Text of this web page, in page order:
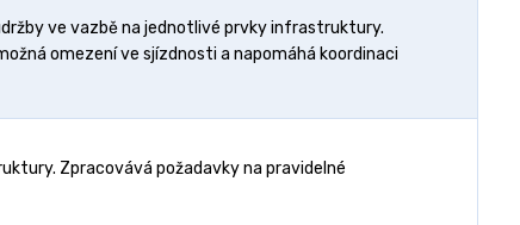
ve vazbě na jednotlivé prvky infrastruktury.
omezení ve sjízdnosti a napomáhá koordinaci
Zpracovává požadavky na pravidelné